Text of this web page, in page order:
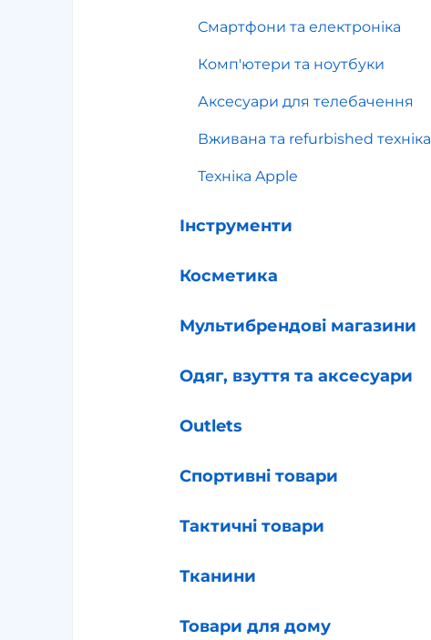
Смартфони та електроніка
Комп'ютери та ноутбуки
Аксесуари для телебачення
Вживана та refurbished техніка
Техніка Apple
Інструменти
Косметика
Мультибрендові магазини
Одяг, взуття та аксесуари
Outlets
Спортивні товари
Тактичні товари
Тканини
Товари для дому